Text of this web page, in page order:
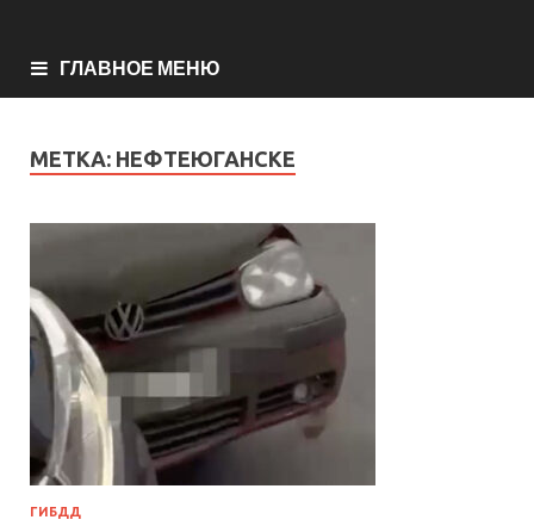
ГЛАВНОЕ МЕНЮ
МЕТКА: НЕФТЕЮГАНСКЕ
ГИБДД